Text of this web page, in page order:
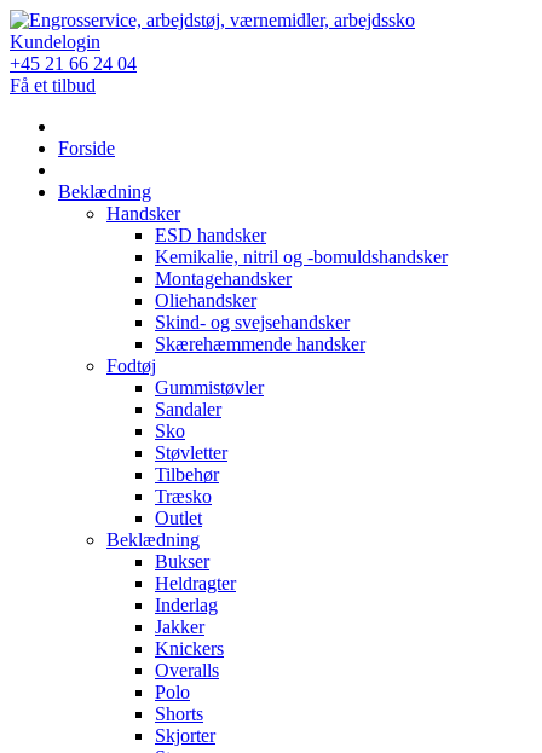
Skip
to
content
Kundelogin
+45 21 66 24 04
Få et tilbud
Forside
Beklædning
Handsker
ESD handsker
Kemikalie, nitril og -bomuldshandsker
Montagehandsker
Oliehandsker
Skind- og svejsehandsker
Skærehæmmende handsker
Fodtøj
Gummistøvler
Sandaler
Sko
Støvletter
Tilbehør
Træsko
Outlet
Beklædning
Bukser
Heldragter
Inderlag
Jakker
Knickers
Overalls
Polo
Shorts
Skjorter